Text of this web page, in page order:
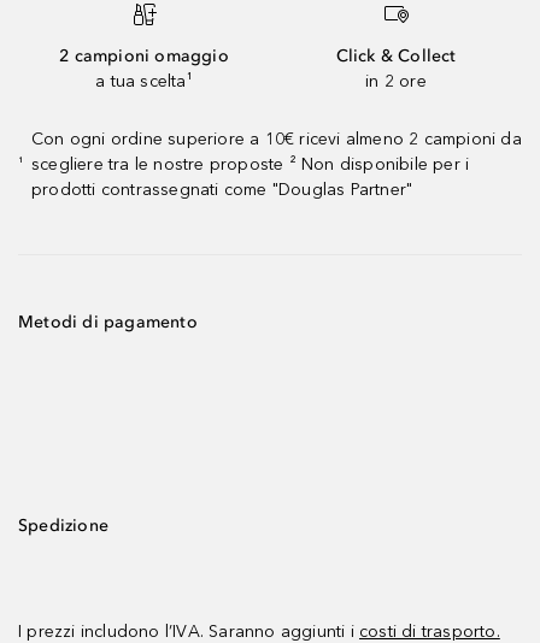
2 campioni omaggio
a tua scelta¹
Click & Collect
in 2 ore
¹
Con ogni ordine superiore a 10€ ricevi almeno 2 campioni da
scegliere tra le nostre proposte ² Non disponibile per i
prodotti contrassegnati come "Douglas Partner"
Metodi di pagamento
Spedizione
I prezzi includono l’IVA. Saranno aggiunti i costi di trasporto.